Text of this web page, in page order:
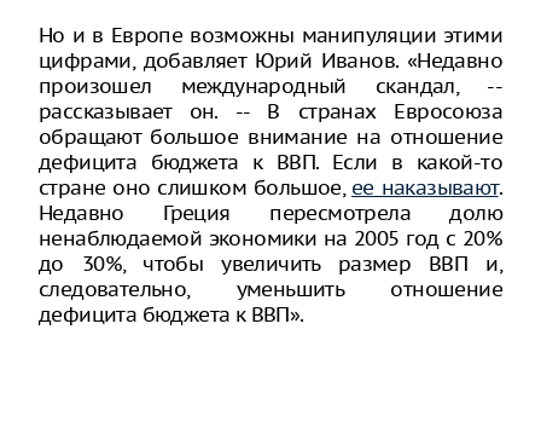
Но и в Европе возможны манипуляции этими
цифрами, добавляет Юрий Иванов. «Недавно
произошел международный скандал, --
рассказывает он. -- В странах Евросоюза
обращают большое внимание на отношение
дефицита бюджета к ВВП. Если в какой-то
стране оно слишком большое, ее наказывают.
Недавно Греция пересмотрела долю
ненаблюдаемой экономики на 2005 год с 20%
до 30%, чтобы увеличить размер ВВП и,
следовательно, уменьшить отношение
дефицита бюджета к ВВП».